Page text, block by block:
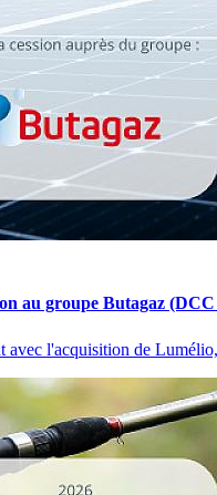
au groupe Butagaz
l'acquisition de